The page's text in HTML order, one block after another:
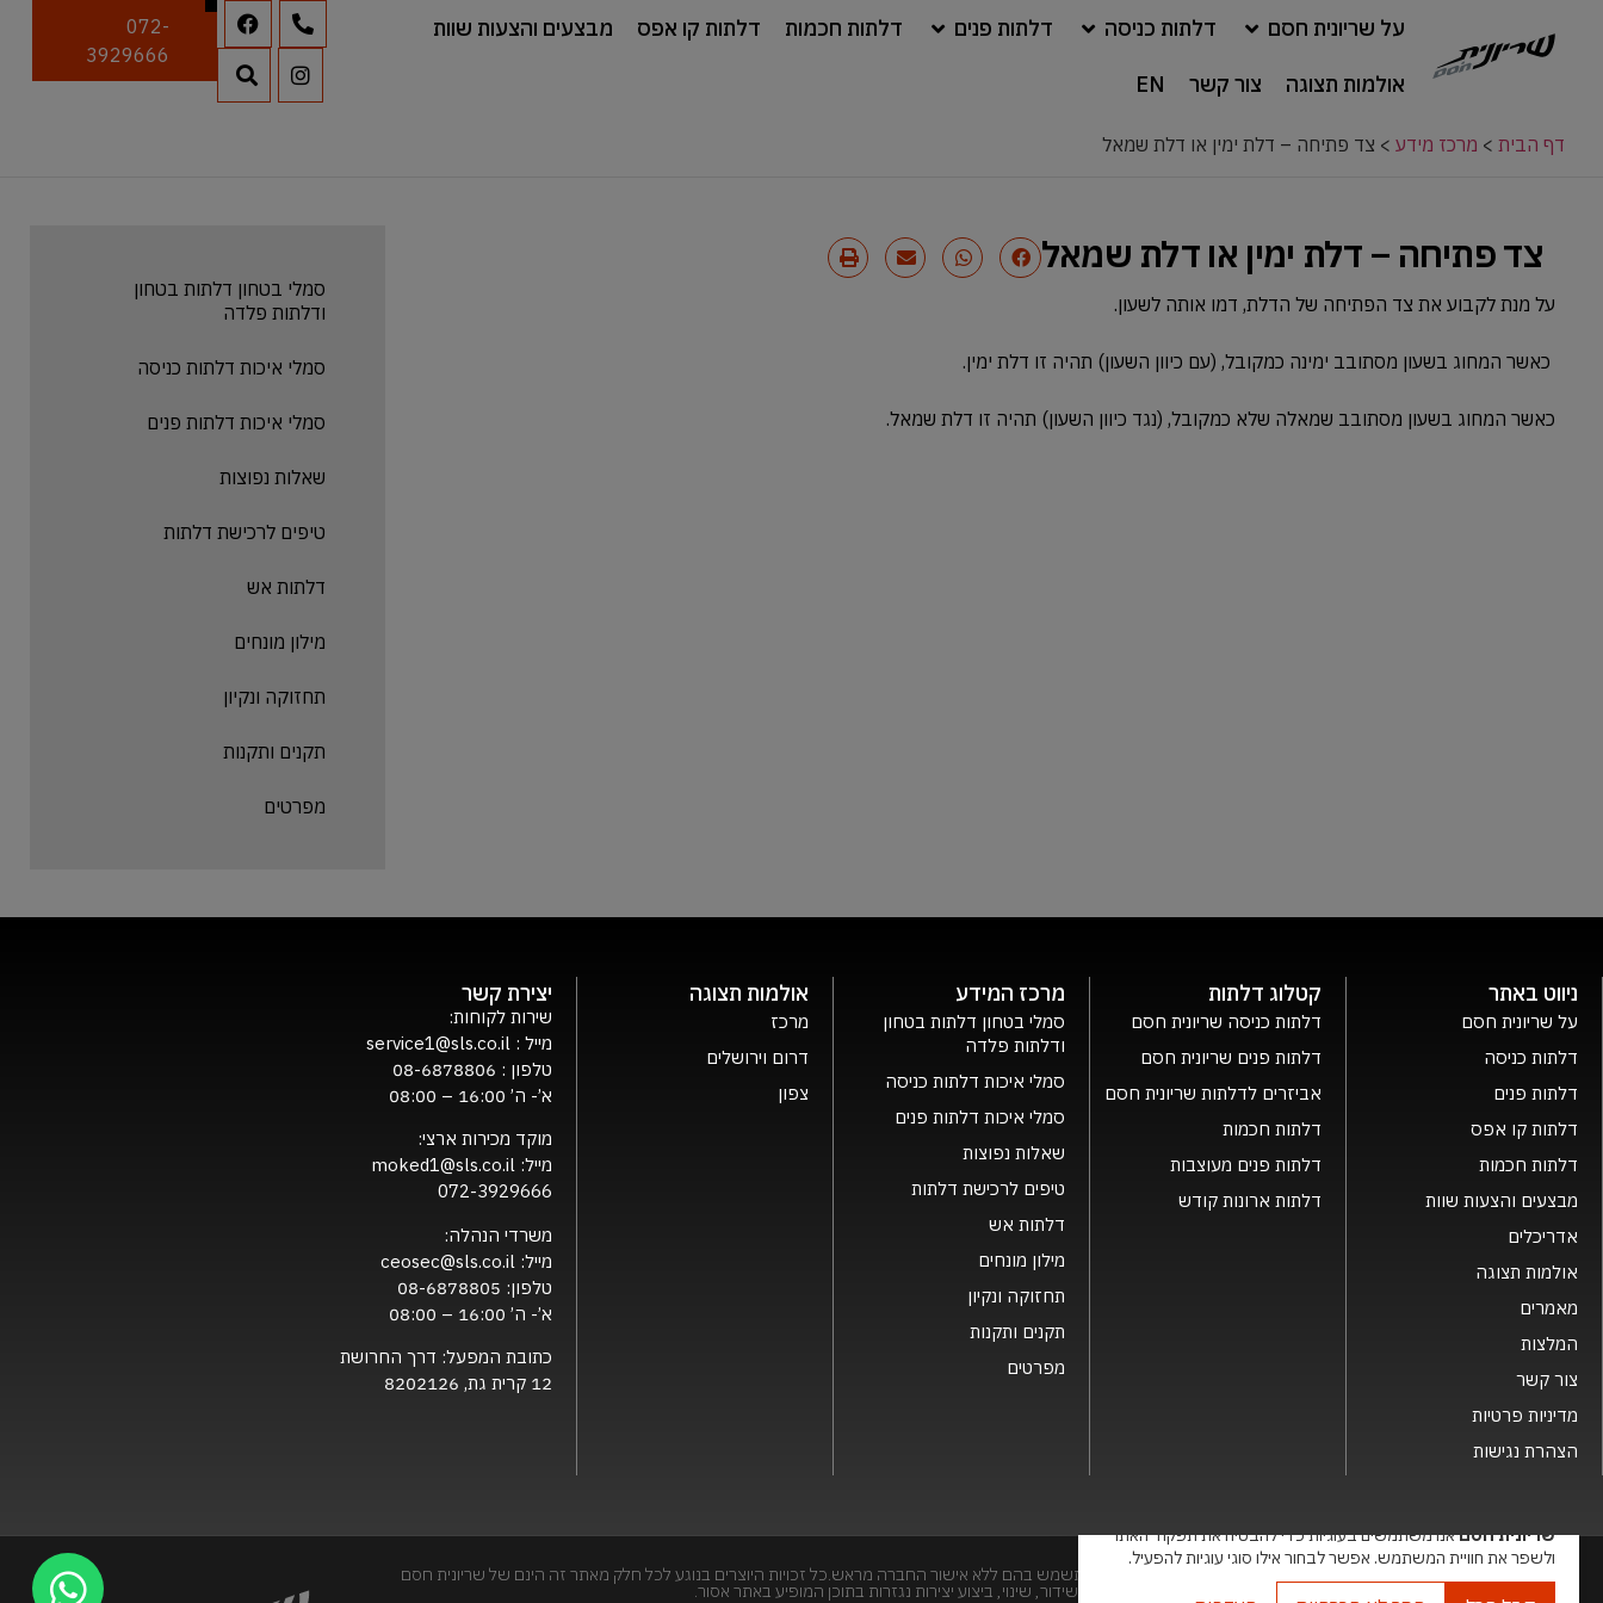
על שריונית חסם דלתות כניסה דלתות פנים דלתות חכמות דלתות קו אפס מבצעים והצעות שוות
אולמות תצוגה צור קשר EN
072-
3929666
דף הבית > מרכז מידע > צד פתיחה – דלת ימין או דלת שמאל
צד פתיחה – דלת ימין או דלת שמאל
על מנת לקבוע את צד הפתיחה של הדלת, דמו אותה לשעון.
כאשר המחוג בשעון מסתובב ימינה כמקובל, (עם כיוון השעון) תהיה זו דלת ימין.
כאשר המחוג בשעון מסתובב שמאלה שלא כמקובל, (נגד כיוון השעון) תהיה זו דלת שמאל.
סמלי בטחון דלתות בטחון
ודלתות פלדה
סמלי איכות דלתות כניסה
סמלי איכות דלתות פנים
שאלות נפוצות
טיפים לרכישת דלתות
דלתות אש
מילון מונחים
תחזוקה ונקיון
תקנים ותקנות
מפרטים
ניווט באתר
על שריונית חסם
דלתות כניסה
דלתות פנים
דלתות קו אפס
דלתות חכמות
מבצעים והצעות שוות
אדריכלים
אולמות תצוגה
מאמרים
המלצות
צור קשר
מדיניות פרטיות
הצהרת נגישות
קטלוג דלתות
דלתות כניסה שריונית חסם
דלתות פנים שריונית חסם
אביזרים לדלתות שריונית חסם
דלתות חכמות
דלתות פנים מעוצבות
דלתות ארונות קודש
מרכז המידע
סמלי בטחון דלתות בטחון
ודלתות פלדה
סמלי איכות דלתות כניסה
סמלי איכות דלתות פנים
שאלות נפוצות
טיפים לרכישת דלתות
דלתות אש
מילון מונחים
תחזוקה ונקיון
תקנים ותקנות
מפרטים
אולמות תצוגה
מרכז
דרום וירושלים
צפון
יצירת קשר
שירות לקוחות:
מייל : service1@sls.co.il
טלפון : 08-6878806
א’- ה’ 16:00 – 08:00
מוקד מכירות ארצי:
מייל:moked1@sls.co.il
072-3929666
משרדי הנהלה:
מייל: ceosec@sls.co.il
טלפון: 08-6878805
א’- ה’ 16:00 – 08:00
כתובת המפעל: דרך החרושת
12 קרית גת, 8202126
שמות המוצרים, החברות, השירותים הינם סימני מסחרי של החברה ואין להתשמש בהם ללא אישור החברה מראש.כל זכויות היוצרים בנוגע לכל חלק מאתר זה הינם של שריונית חסם
בע"מ. האתר מיועד לצפייה בלבד. העתקה, הפצה, שיכפול, פרסום, הצגה, שידור, שינוי, ביצוע יצירות נגזרות בתוכן המופיע באתר אסור.
שריונית חסםאנו משתמשים בעוגיות כדי להבטיח את תפקוד האתר
ולשפר את חוויית המשתמש. אפשר לבחור אילו סוגי עוגיות להפעיל.